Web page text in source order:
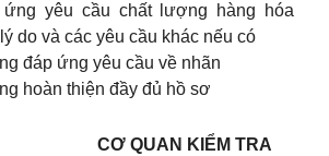
ứng yêu cầu chất lượng hàng hóa
do và các yêu cầu khác nếu có
đáp ứng yêu cầu về nhãn
hoàn thiện đầy đủ hồ sơ
CƠ QUAN KIỂM TRA